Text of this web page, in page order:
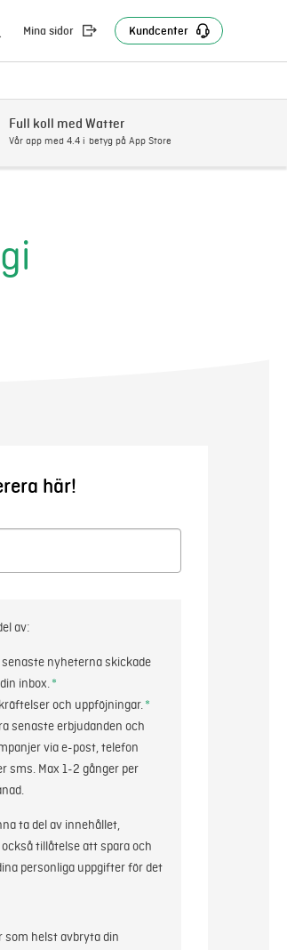
Mina sidor Kundcenter
Full koll med Watter
Vår app med 4.4 i betyg på App Store
här!
av:
senaste nyheterna skickade
inbox.*
och uppföjningar.*
senaste erbjudanden och
via e-post, telefon
sms. Max 1-2 gånger per
ta del av innehållet,
tillåtelse att spara och
personliga uppgifter för det
som helst avbryta din